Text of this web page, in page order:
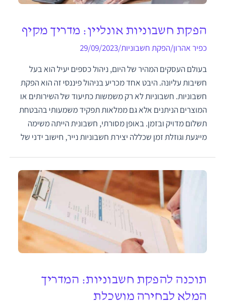
הפקת חשבוניות אונליין: מדריך מקיף
כפיר אהרון/הפקת חשבוניות/
29/09/2023
בעולם העסקים המהיר של היום, ניהול כספים יעיל הוא בעל
חשיבות עליונה. היבט אחד מכריע בניהול פיננסי זה הוא הפקת
חשבוניות. חשבוניות לא רק משמשות כתיעוד של השירותים או
המוצרים הניתנים אלא גם ממלאות תפקיד משמעותי בהבטחת
תשלום מדויק ובזמן. באופן מסורתי, חשבונית הייתה משימה
מייגעת וגוזלת זמן שכללה יצירת חשבוניות נייר, חישוב ידני של
תוכנה להפקת חשבוניות: המדריך
המלא לבחירה מושכלת